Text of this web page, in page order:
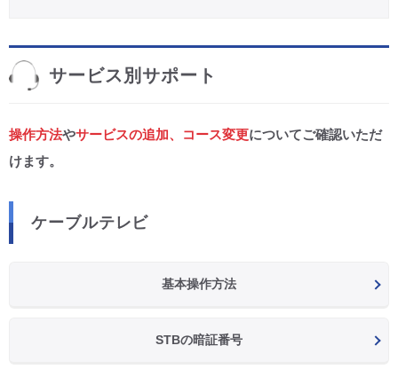
サービス別サポート
操作方法やサービスの追加、コース変更についてご確認いただ
けます。
ケーブルテレビ
基本操作方法
STBの暗証番号